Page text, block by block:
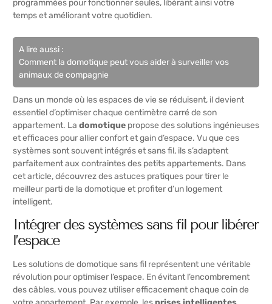
programmées pour fonctionner seules, libérant ainsi votre
temps et améliorant votre quotidien.
A lire aussi :
Comment la domotique peut vous aider à surveiller vos
animaux de compagnie
Dans un monde où les espaces de vie se réduisent, il devient
essentiel d’optimiser chaque centimètre carré de son
appartement. La domotique propose des solutions ingénieuses
et efficaces pour allier confort et gain d’espace. Vu que ces
systèmes sont souvent intégrés et sans fil, ils s’adaptent
parfaitement aux contraintes des petits appartements. Dans
cet article, découvrez des astuces pratiques pour tirer le
meilleur parti de la domotique et profiter d’un logement
intelligent.
Intégrer des systèmes sans fil pour libérer
l’espace
Les solutions de domotique sans fil représentent une véritable
révolution pour optimiser l’espace. En évitant l’encombrement
des câbles, vous pouvez utiliser efficacement chaque coin de